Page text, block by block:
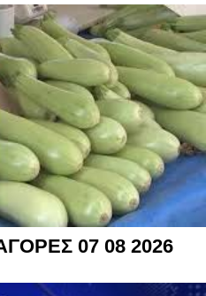
07 08 2026